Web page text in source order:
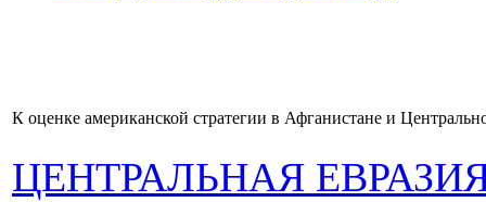
К оценке американской стратегии в Афганистане и
ЦЕНТРАЛЬНАЯ